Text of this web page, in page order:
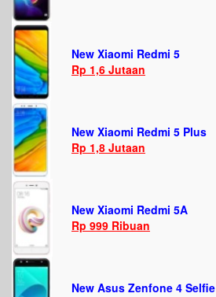
New Xiaomi Redmi 5
Rp 1,6 Jutaan
New Xiaomi Redmi 5 Plus
Rp 1,8 Jutaan
New Xiaomi Redmi 5A
Rp 999 Ribuan
New Asus Zenfone 4 Selfie